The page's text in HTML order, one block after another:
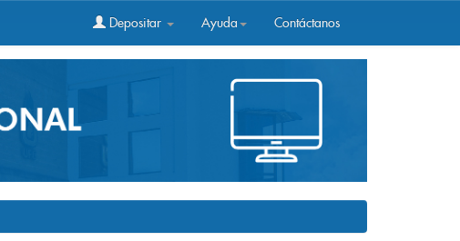
Depositar Ayuda Contáctanos